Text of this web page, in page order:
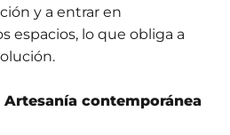
y a entrar en
espacios, lo que obliga a
contemporánea